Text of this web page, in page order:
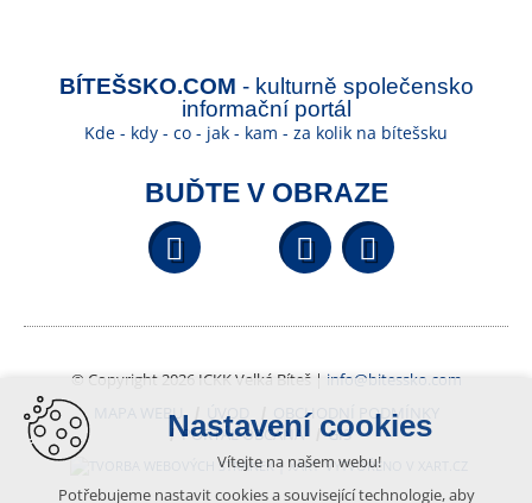
BÍTEŠSKO.COM - kulturně společensko
informační portál
Kde - kdy - co - jak - kam - za kolik na bítešsku
BUĎTE V OBRAZE
Facebook YouTube
© Copyright 2026 ICKK Velká Bíteš | info@bitessko.com
MAPA WEBU
ÚVOD
OBCHODNÍ PODMÍNKY
PORTÁL OBČANA
GIS
VYTVOŘENO V XART.CZ
Nastavení cookies
Vítejte na našem webu!
Potřebujeme nastavit cookies a související technologie, aby